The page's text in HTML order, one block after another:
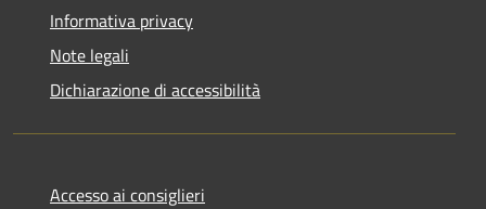
Informativa privacy
Note legali
Dichiarazione di accessibilità
Accesso ai consiglieri